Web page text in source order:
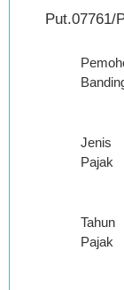
Put.07761/
Jenis
Pajak
Tahun
Pajak